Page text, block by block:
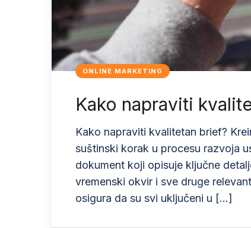
ONLINE MARKETING
Kako napraviti
Kako napraviti kvalitetan brief?
suštinski korak u procesu razvoja
dokument koji opisuje ključne
vremenski okvir i sve druge
osigura da su svi uključeni u […]